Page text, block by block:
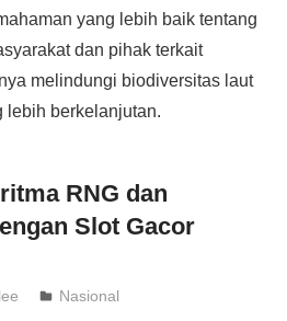
yang lebih baik tentang
dan pihak terkait
melindungi biodiversitas laut
lebih berkelanjutan.
RNG dan
Slot Gacor
Nasional